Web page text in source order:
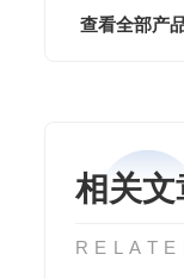
查看全部产
相关文